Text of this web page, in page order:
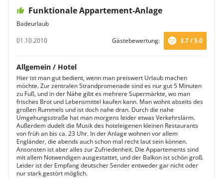
Funktionale Appartement-Anlage
Badeurlaub
01.10.2010
Gästebewertung: 3.7 / 5.0
Allgemein / Hotel
Hier ist man gut bedient, wenn man preiswert Urlaub machen
möchte. Zur zentralen Strandpromenade sind es nur gut 5 Minuten
zu Fuß, und in der Nähe gibt es mehrere Supermärkte, wo man
frisches Brot und Lebensmittel kaufen kann. Man wohnt abseits des
großen Rummels und ist doch nahe dran. Durch die nahe
Umgehungsstraße hat man morgens leider etwas Verkehrslärm.
Außerdem dudelt die Musik des hoteleigenen kleinen Restaurants
von früh an bis ca. 23 Uhr. In der Anlage wohnen vor allem
Engländer, die abends auch schon mal recht laut sein können.
Ansonsten ist aber alles zur Zufriedenheit. Die Appartements sind
mit allem Notwendigen ausgestattet, und der Balkon ist schön groß.
Leider ist der Empfang deutscher Sender entweder gar nicht oder
nur stark gestört möglich.